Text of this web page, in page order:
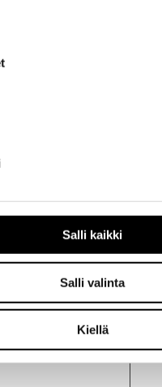
Salli kaikki
Salli valinta
Kiellä